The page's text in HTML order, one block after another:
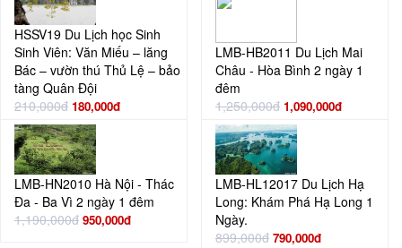
HSSV19 Du Lịch học Sinh
Sinh Viên: Văn Miếu – lăng
Bác – vườn thú Thủ Lệ – bảo
tàng Quân Đội
210,000đ 180,000đ
LMB-HN2010 Hà Nội - Thác
Đa - Ba Vì 2 ngày 1 đêm
1,190,000đ 950,000đ
LMB-HB2011 Du Lịch Mai
Châu - Hòa Bình 2 ngày 1
đêm
1,250,000đ 1,090,000đ
LMB-HL12017 Du Lịch Hạ
Long: Khám Phá Hạ Long 1
Ngày.
899,000đ 790,000đ